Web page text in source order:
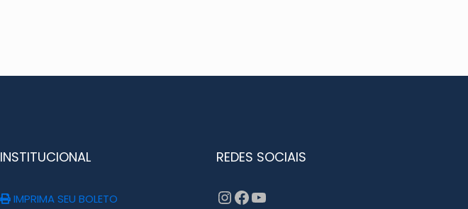
INSTITUCIONAL
IMPRIMA SEU BOLETO
REDES SOCIAIS
Instagram
Facebook
YouTube